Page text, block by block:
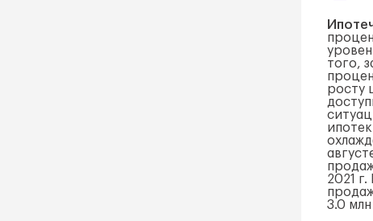
того,
росту
2021
3.0 млн